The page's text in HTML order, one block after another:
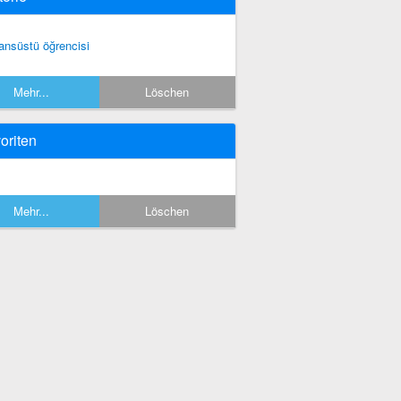
öğrencisi
Mehr... Löschen
Mehr... Löschen